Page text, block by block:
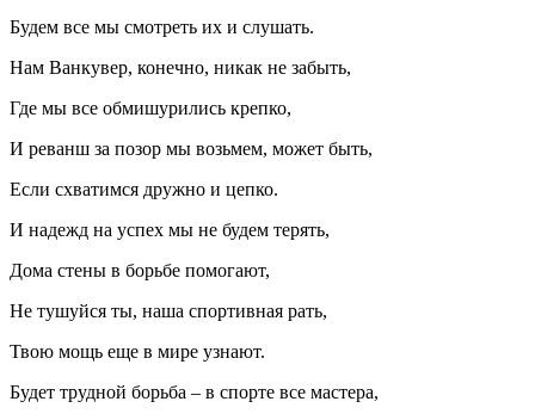
Будем все мы смотреть их и слушать.
Нам Ванкувер, конечно, никак не забыть,
Где мы все обмишурились крепко,
И реванш за позор мы возьмем, может быть,
Если схватимся дружно и цепко.
И надежд на успех мы не будем терять,
Дома стены в борьбе помогают,
Не тушуйся ты, наша спортивная рать,
Твою мощь еще в мире узнают.
Будет трудной борьба – в спорте все мастера,